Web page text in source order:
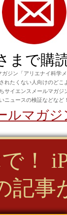
まで購
ガジン「アリエナイ科学
れたくない人向けのどこ
サイエンスメールマガジ
ニュースの検証などなど
ルマガジ
！
記事